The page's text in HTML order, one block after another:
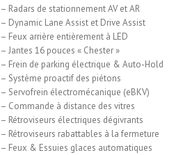
– Radars de stationnement AV et AR
– Dynamic Lane Assist et Drive Assist
– Feux arrière entièrement à LED
– Jantes 16 pouces « Chester »
– Frein de parking électrique & Auto-Hold
– Système proactif des piétons
– Servofrein électromécanique (eBKV)
– Commande à distance des vitres
– Rétroviseurs électriques dégivrants
– Rétroviseurs rabattables à la fermeture
– Feux & Essuies glaces automatiques